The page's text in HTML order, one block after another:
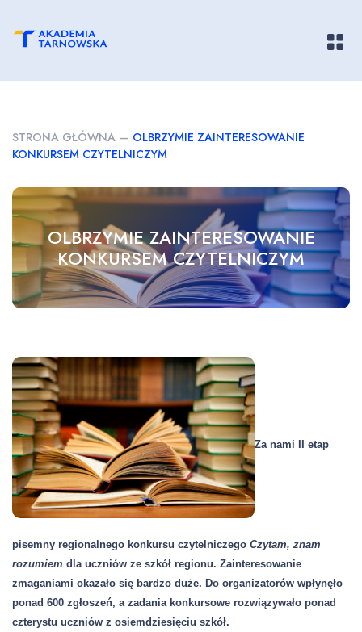
STRONA GŁÓWNA — OLBRZYMIE ZAINTERESOWANIE
KONKURSEM CZYTELNICZYM
OLBRZYMIE ZAINTERESOWANIE
KONKURSEM CZYTELNICZYM
Za nami II etap
pisemny regionalnego konkursu czytelniczego Czytam, znam
rozumiem dla uczniów ze szkół regionu. Zainteresowanie
zmaganiami okazało się bardzo duże. Do organizatorów wpłynęło
ponad 600 zgłoszeń, a zadania konkursowe rozwiązywało ponad
czterystu uczniów z osiemdziesięciu szkół.